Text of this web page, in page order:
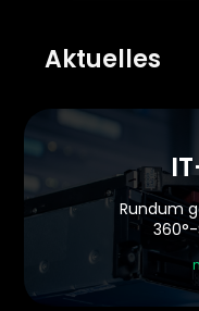
Aktuelles
Rundum